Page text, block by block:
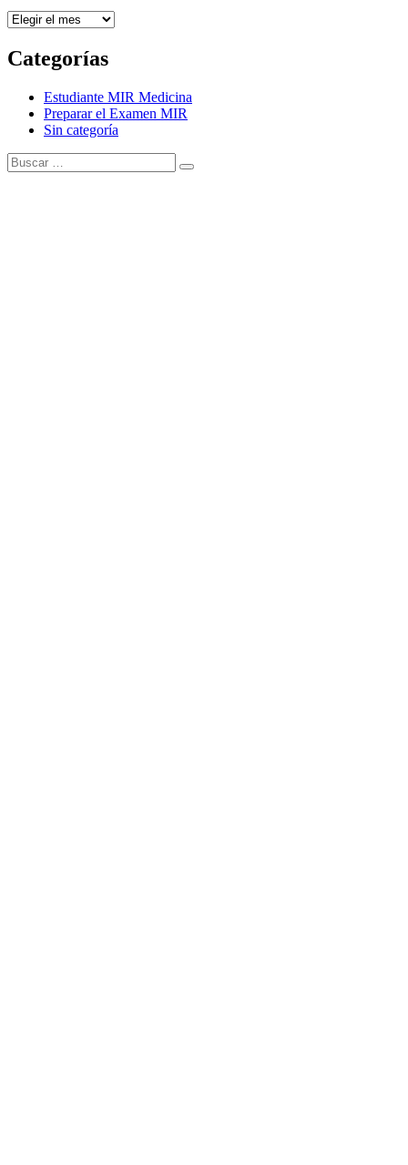
Archivos
Categorías
Estudiante MIR Medicina
Preparar el Examen MIR
Sin categoría
Buscar:
Buscar